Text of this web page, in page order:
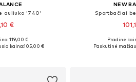
auliuko '740'
€
dydžių
119,00 €
kaina:105,00 €
NEW
Sportbačiai
Yra
Pradinė
Paskutinė